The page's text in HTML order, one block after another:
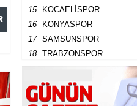
15
KOCAELİSPOR
16
KONYASPOR
17
SAMSUNSPOR
18
TRABZONSPOR